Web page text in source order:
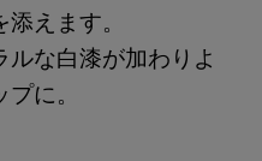
えます。
ルな白漆が加わりよ
に。